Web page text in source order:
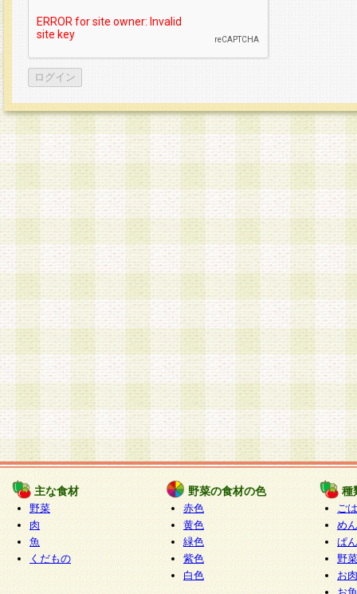
主な食材
野菜
肉
魚
くだもの
野菜の食材の色
赤色
黄色
緑色
紫色
白色
種
ご
めん
ぱん
野
お